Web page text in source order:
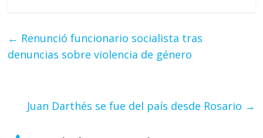
← Renunció funcionario socialista tras
denuncias sobre violencia de género
Juan Darthés se fue del país desde Rosario →